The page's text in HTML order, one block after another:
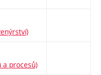
a procesů)